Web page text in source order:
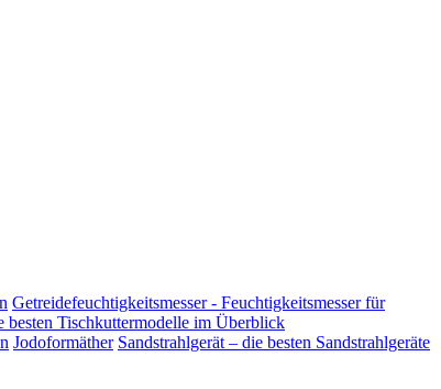
Getreidefeuchtigkeitsmesser - Feuchtigkeitsmesser für
besten Tischkuttermodelle im Überblick
Jodoformäther Sandstrahlgerät – die besten Sandstrahlgeräte